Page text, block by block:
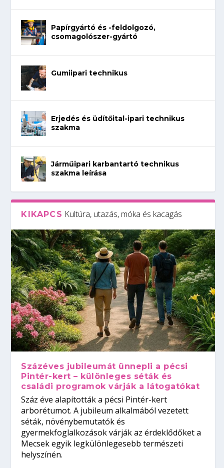
Papírgyártó és -feldolgozó,
csomagolószer-gyártó
Gumiipari technikus
Erjedés és üdítőital-ipari technikus
szakma
Járműipari karbantartó technikus
szakma leírása
KIKAPCS Kultúra, utazás, móka és kacagás
Százéves jubileumát ünnepli a pécsi
Pintér-kert – különleges séták és
családi programok várják a látogatókat
Száz éve alapították a pécsi Pintér-kert
arborétumot. A jubileum alkalmából vezetett
séták, növénybemutatók és
gyermekfoglalkozások várják az érdeklődőket a
Mecsek egyik legkülönlegesebb természeti
helyszínén.